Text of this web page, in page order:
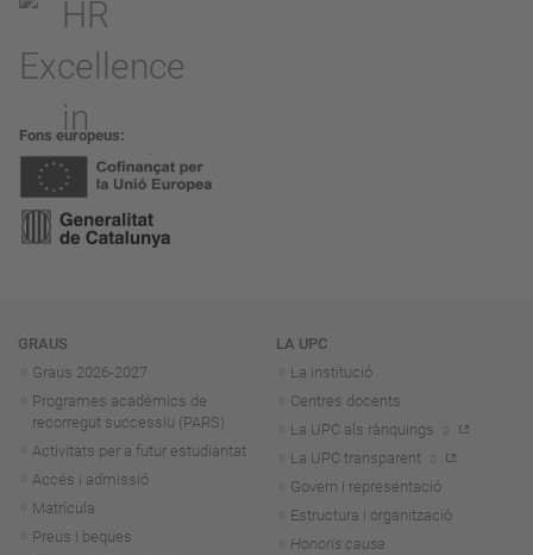
Fons europeus
Navegació
GRAUS
Graus 2026-2027
Programes acadèmics de
recorregut successiu (PARS)
Activitats per a futur estudiantat
Accés i admissió
Matrícula
Preus i beques
LA UPC
La institució
Centres docents
La UPC als rànquings
La UPC transparent
Govern i representació
Estructura i organització
Honoris causa